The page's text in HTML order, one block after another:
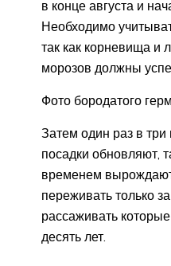
в конце августа и
Необходимо
так как корневища и
морозов должны
Фото бородатого
Затем один раз в три
посадки обновляют,
временем
переживать только
рассаживать
десять лет.